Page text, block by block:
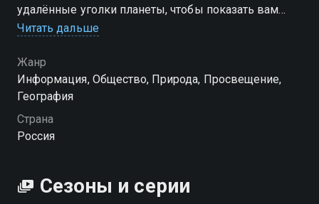
удалённые уголки планеты, чтобы показать вам
удивительные пейзажи, редких животных и
Читать дальше
Жанр
Информация, Общество, Природа, Просвещение,
География
Страна
Россия
Сезоны и серии